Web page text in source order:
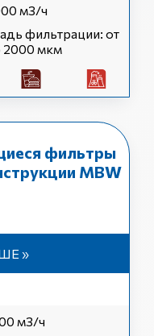
м3/ч
фильтрации: от
2000 мкм
фильтры
MBW
»
м3/ч